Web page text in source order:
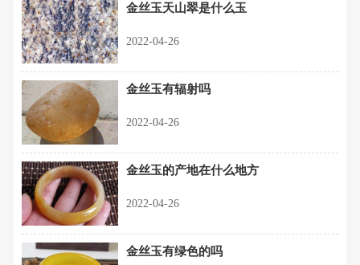
金丝玉天山翠是什么玉
2022-04-26
金丝玉有辐射吗
2022-04-26
金丝玉的产地在什么地方
2022-04-26
金丝玉有绿色的吗